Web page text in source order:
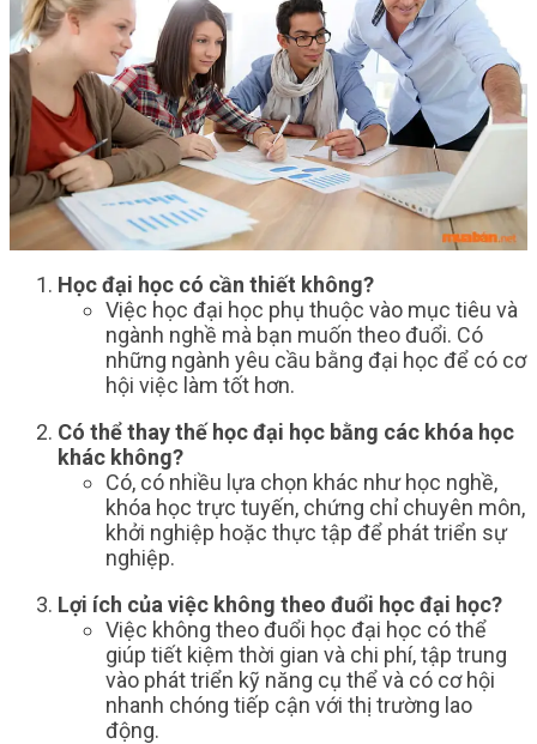
Học đại học có cần thiết không?
Việc học đại học phụ thuộc vào mục tiêu và
ngành nghề mà bạn muốn theo đuổi. Có
những ngành yêu cầu bằng đại học để có cơ
hội việc làm tốt hơn.
Có thể thay thế học đại học bằng các khóa học
khác không?
Có, có nhiều lựa chọn khác như học nghề,
khóa học trực tuyến, chứng chỉ chuyên môn,
khởi nghiệp hoặc thực tập để phát triển sự
nghiệp.
Lợi ích của việc không theo đuổi học đại học?
Việc không theo đuổi học đại học có thể
giúp tiết kiệm thời gian và chi phí, tập trung
vào phát triển kỹ năng cụ thể và có cơ hội
nhanh chóng tiếp cận với thị trường lao
động.